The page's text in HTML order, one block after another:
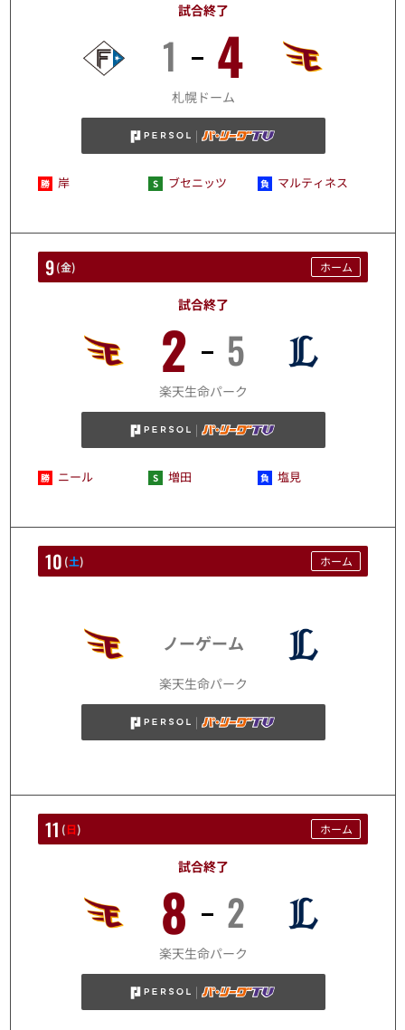
10/8
試合終了
1 4
札幌ドーム
岸 ブセニッツ マルティネス
10/9
9(金) ホーム
試合終了
2 5
楽天生命パーク
ニール 増田 塩見
10 (土) ホーム
ノーゲーム
楽天生命パーク
10/11
11 (日) ホーム
試合終了
8 2
楽天生命パーク